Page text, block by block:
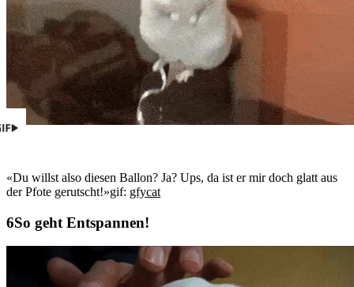
«Du willst also diesen Ballon? Ja? Ups, da ist er mir doch glatt aus
der Pfote gerutscht!»gif: gfycat
So geht Entspannen!